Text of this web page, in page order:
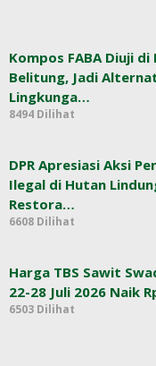
Kompos FABA Diuji
Belitung, Jadi
Lingkunga…
8494 Dilihat
DPR Apresiasi Aksi
Ilegal di Hutan
Restora…
6608 Dilihat
Harga TBS Sawit
22-28 Juli 2026 Naik
6503 Dilihat